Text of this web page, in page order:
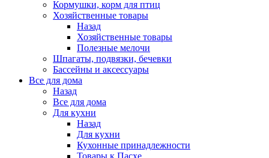
Кормушки, корм для птиц
Хозяйственные товары
Назад
Хозяйственные товары
Полезные мелочи
Шпагаты, подвязки, бечевки
Бассейны и аксессуары
Все для дома
Назад
Все для дома
Для кухни
Назад
Для кухни
Кухонные принадлежности
Товары к Пасхе